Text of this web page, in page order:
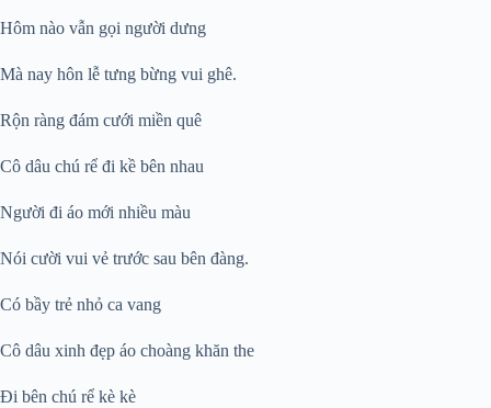
Hôm nào vẫn gọi người dưng
Mà nay hôn lễ tưng bừng vui ghê.
Rộn ràng đám cưới miền quê
Cô dâu chú rể đi kề bên nhau
Người đi áo mới nhiều màu
Nói cười vui vẻ trước sau bên đàng.
Có bầy trẻ nhỏ ca vang
Cô dâu xinh đẹp áo choàng khăn the
Đi bên chú rể kè kè